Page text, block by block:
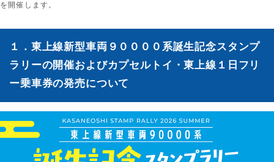
を開催します。
１．東上線新型車両９００００系誕生記念スタンプ
ラリーの開催およびカプセルトイ・東上線１日フリ
ー乗車券の発売について